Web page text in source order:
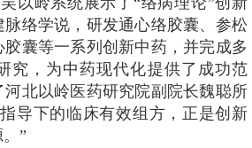
络学说，研发通心络胶囊、参松
囊等一系列创新中药，并完成多
究，为中药现代化提供了成功范
北以岭医药研究院副院长魏聪所
导下的临床有效组方，正是创新
”